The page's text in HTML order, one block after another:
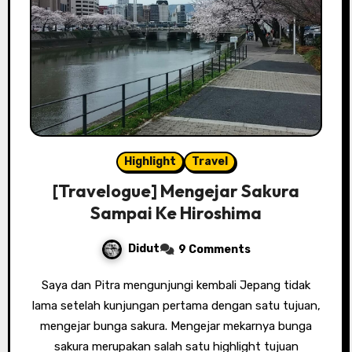
Highlight Travel
[Travelogue] Mengejar Sakura
Sampai Ke Hiroshima
Didut 9 Comments
Saya dan Pitra mengunjungi kembali Jepang tidak
lama setelah kunjungan pertama dengan satu tujuan,
mengejar bunga sakura. Mengejar mekarnya bunga
sakura merupakan salah satu highlight tujuan